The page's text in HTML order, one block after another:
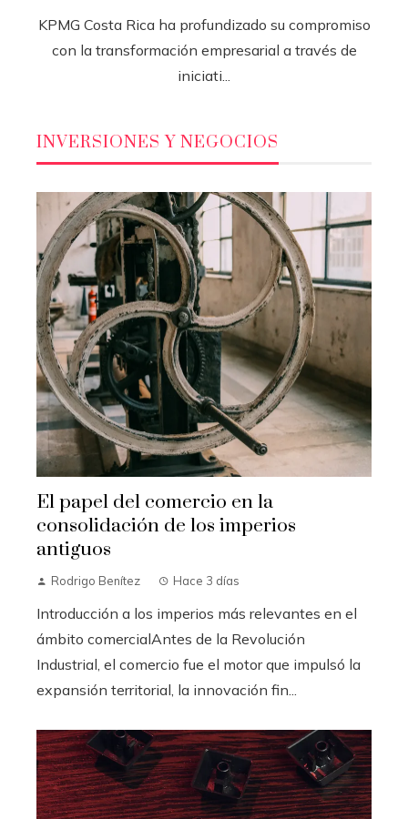
KPMG Costa Rica ha profundizado su compromiso
con la transformación empresarial a través de
iniciati...
INVERSIONES Y NEGOCIOS
El papel del comercio en la
consolidación de los imperios
antiguos
Rodrigo Benítez Hace 3 días
Introducción a los imperios más relevantes en el
ámbito comercialAntes de la Revolución
Industrial, el comercio fue el motor que impulsó la
expansión territorial, la innovación fin...